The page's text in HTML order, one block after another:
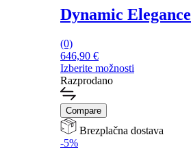
Dynamic Elegance
(0)
646,90 €
Izberite možnosti
Ta
izdelek
ima
več
različic.
Možnosti
Razprodano
Compare
Brezplačna dostava
-5%